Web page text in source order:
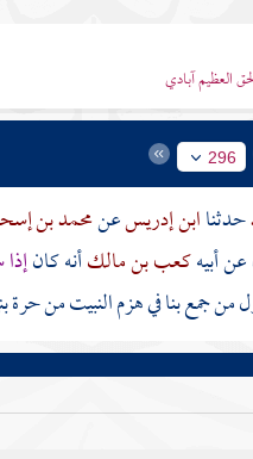
العظيم آبادي
296
حدثناابن إدريسعنمحمد بن
أبيهكعب بن مالكأنه كان
من جمع بنا فيهزم النبيتمنحرة